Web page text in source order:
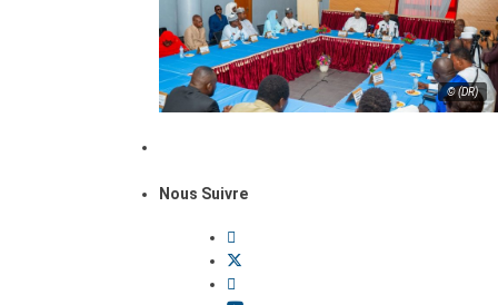
© (DR)
Nous Suivre